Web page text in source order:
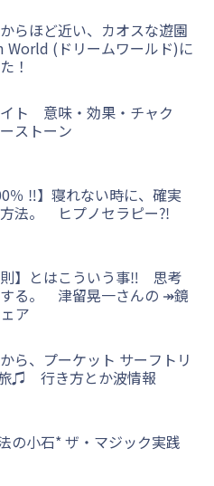
らほど近い、カオスな遊園
World (ドリームワールド)に
！
ト 意味・効果・チャク
ストーン
％ ‼】寝れない時に、確実
法。 ヒプノセラピー⁈
則】とはこういう事‼ 思考
る。 津留晃一さんの ↠鏡
ア
ら、プーケット サーフトリ
♫ 行き方とか波情報
の小石* ザ・マジック実践